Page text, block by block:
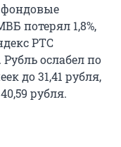
фондовые
потерял 1,8%,
РТС
Рубль ослабел по
до 31,41 рубля,
рубля.